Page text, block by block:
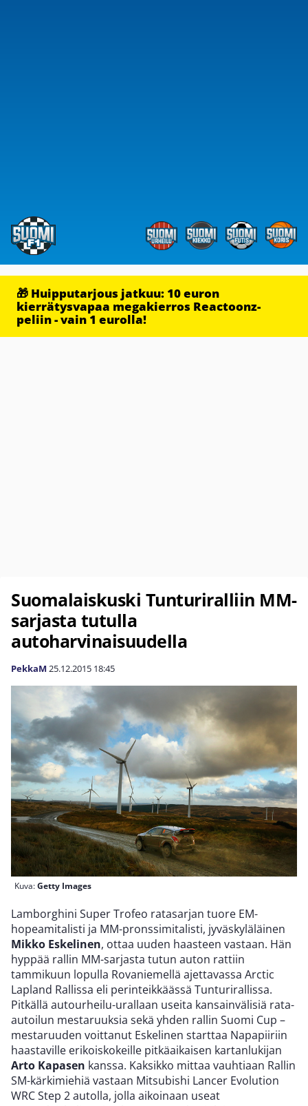
🎁 Huipputarjous jatkuu: 10 euron
kierrätysvapaa megakierros Reactoonz-
peliin - vain 1 eurolla!
Suomalaiskuski Tunturiralliin MM-
sarjasta tutulla
autoharvinaisuudella
PekkaM 25.12.2015 18:45
Kuva:Getty Images
Lamborghini Super Trofeo ratasarjan tuore EM-
hopeamitalisti ja MM-pronssimitalisti, jyväskyläläinen
Mikko Eskelinen, ottaa uuden haasteen vastaan. Hän
hyppää rallin MM-sarjasta tutun auton rattiin
tammikuun lopulla Rovaniemellä ajettavassa Arctic
Lapland Rallissa eli perinteikkäässä Tunturirallissa.
Pitkällä autourheilu-urallaan useita kansainvälisiä rata-
autoilun mestaruuksia sekä yhden rallin Suomi Cup –
mestaruuden voittanut Eskelinen starttaa Napapiiriin
haastaville erikoiskokeille pitkäaikaisen kartanlukijan
Arto Kapasen kanssa. Kaksikko mittaa vauhtiaan Rallin
SM-kärkimiehiä vastaan Mitsubishi Lancer Evolution
WRC Step 2 autolla, jolla aikoinaan useat